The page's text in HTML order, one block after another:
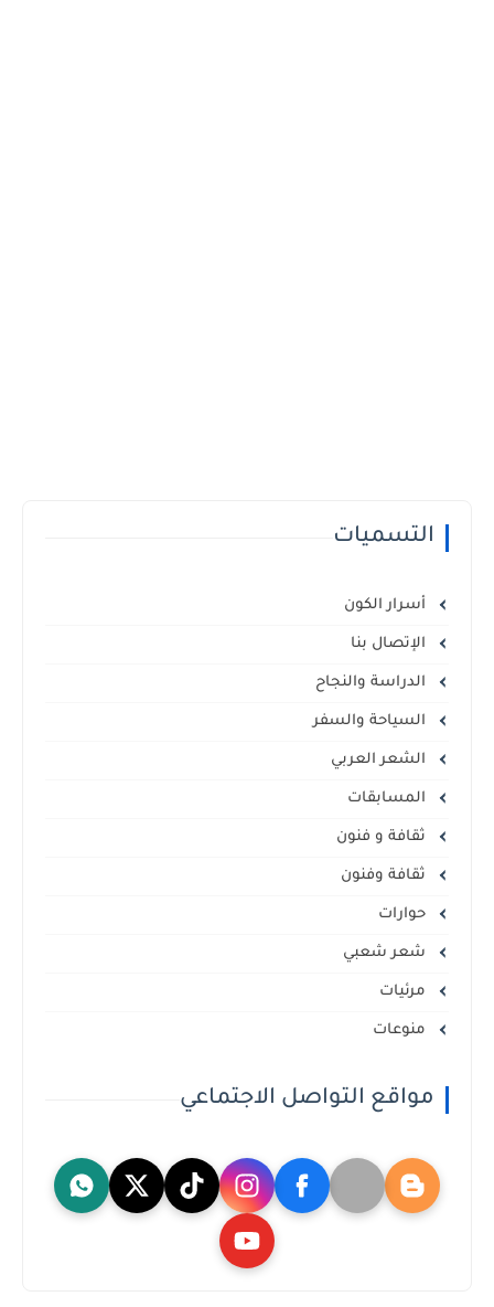
التسميات
أسرار الكون
الإتصال بنا
الدراسة والنجاح
السياحة والسفر
الشعر العربي
المسابقات
ثقافة و فنون
ثقافة وفنون
حوارات
شعر شعبي
مرئيات
منوعات
مواقع التواصل الاجتماعي